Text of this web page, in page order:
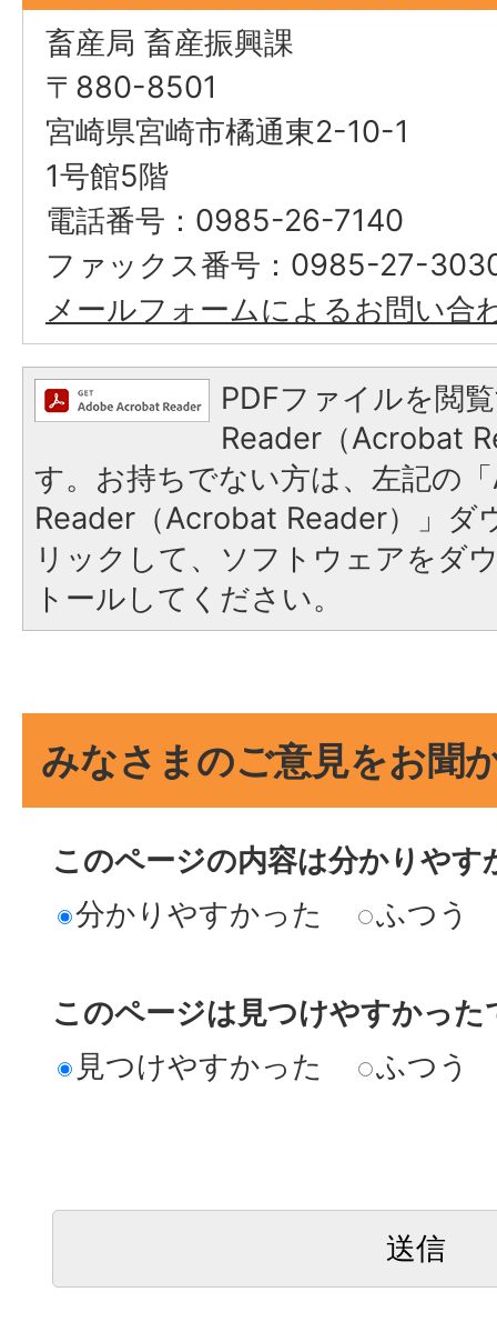
畜産局 畜産振興課
〒880-8501
宮崎県宮崎市橘通東2-10-1
1号館5階
電話番号：0985-26-7140
ファックス番号：0985-27-
メールフォームによるお問い合
PDFファイルを閲
Reader（Acrobat
す。お持ちでない方は、左記の
Reader（Acrobat Reader）」ダ
リックして、ソフトウェアをダ
トールしてください。
みなさまのご意見をお聞
このページの内容は分かりやす
分かりやすかった
ふつう
このページは見つけやすかった
見つけやすかった
ふつう